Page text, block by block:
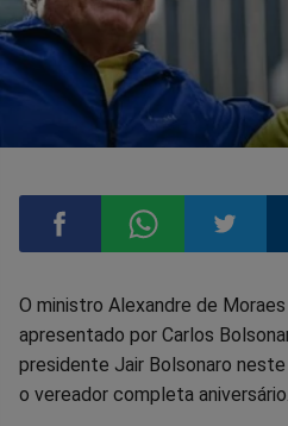
Compartilhar
no
Compartilhar
no
no
O ministro Alexandre de
apresentado por Carlos
presidente Jair Bolsonaro
o vereador completa aniversário.